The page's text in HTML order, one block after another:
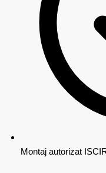
Montaj autorizat